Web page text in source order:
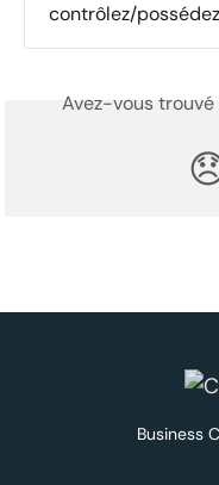
contrôlez/
Avez-vous
Business